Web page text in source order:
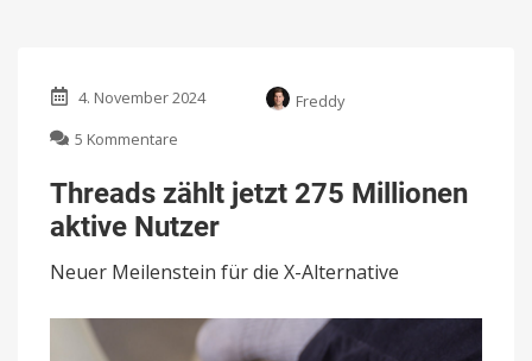
4. November 2024
Freddy
5 Kommentare
zählt
jetzt
275
aktive
Threads zählt jetzt 275 Millionen
aktive Nutzer
Neuer Meilenstein für die X-Alternative